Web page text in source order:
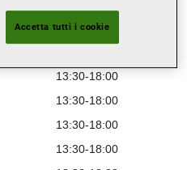
13:30-18:00
13:30-18:00
13:30-18:00
13:30-18:00
Accetta tutti i cookie